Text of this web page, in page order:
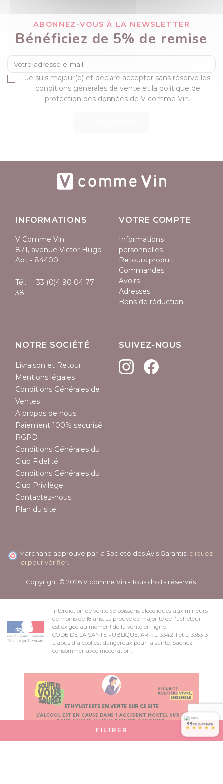
FILTRER
ABONNEZ-VOUS À LA NEWSLETTER
Bénéficiez de 5% de remise
Je suis majeur(e) et déclare accepter sans réserve les
conditions générales de vente et la politique de
protection des données de V comme Vin.
INFORMATIONS
V Comme Vin
871, avenue Victor Hugo
Apt - 84400
Tél. : +33 (0)4 90 04 77
38
VOTRE COMPTE
Informations
personnelles
Retours produit
Commandes
Avoirs
Adresses
Bons de réduction
NOTRE SOCIÉTÉ
Livraison et Retour
Mentions légales
Conditions Générales de
Ventes
A propos de nous
Paiement 100% sécurisé
RGPD
Conditions Générales du
Club Fidélité
Conditions Générales du
Club Privilège
Contactez-nous
Plan du site
SUIVEZ-NOUS
Marchand approuvé par la Société des Avis Garantis, cliquez
ici pour vérifier
Copyright © 2026 V comme Vin - Tous droits réservés.
Interdiction de vente de boissons alcooliques aux mineurs
de moins de 18 ans. La preuve de majorité de l'acheteur
est exigée au moment de la vente en ligne.
CODE DE LA SANTE PUBLIQUE, ART. L. 3342-1 et L. 3353-3
L'abus d'alcool est dangereux pour la santé. Sachez
consommer avec modération.
9.9/10 (539 avis)
* * * * *